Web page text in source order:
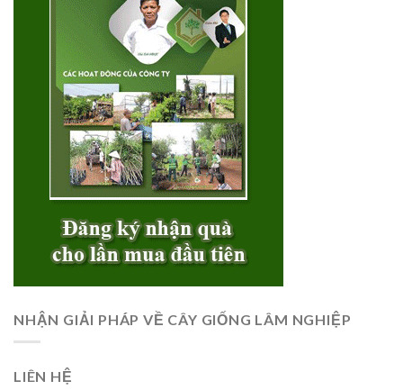
NHẬN GIẢI PHÁP VỀ CÂY GIỐNG LÂM NGHIỆP
LIÊN HỆ